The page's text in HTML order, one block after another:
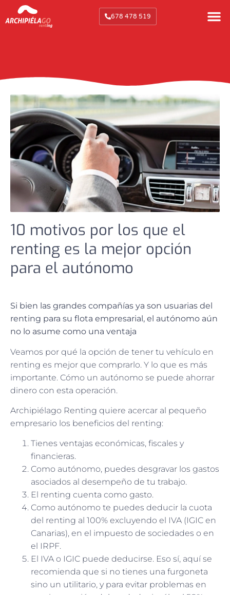
678 478 519
Elena Casas marzo 7, 2016
10 motivos por los que el
renting es la mejor opción
para el autónomo
Si bien las grandes compañías ya son usuarias del
renting para su flota empresarial, el autónomo aún
no lo asume como una ventaja
Veamos por qué la opción de tener tu vehículo en
renting es mejor que comprarlo. Y lo que es más
importante. Cómo un autónomo se puede ahorrar
dinero con esta operación.
Archipiélago Renting quiere acercar al pequeño
empresario los beneficios del renting:
Tienes ventajas económicas, fiscales y
financieras.
Como autónomo, puedes desgravar los gastos
asociados al desempeño de tu trabajo.
El renting cuenta como gasto.
Como autónomo te puedes deducir la cuota
del renting al 100% excluyendo el IVA (IGIC en
Canarias), en el impuesto de sociedades o en
el IRPF.
El IVA o IGIC puede deducirse. Eso sí, aquí se
recomienda que si no tienes una furgoneta
sino un utilitario, y para evitar problemas en